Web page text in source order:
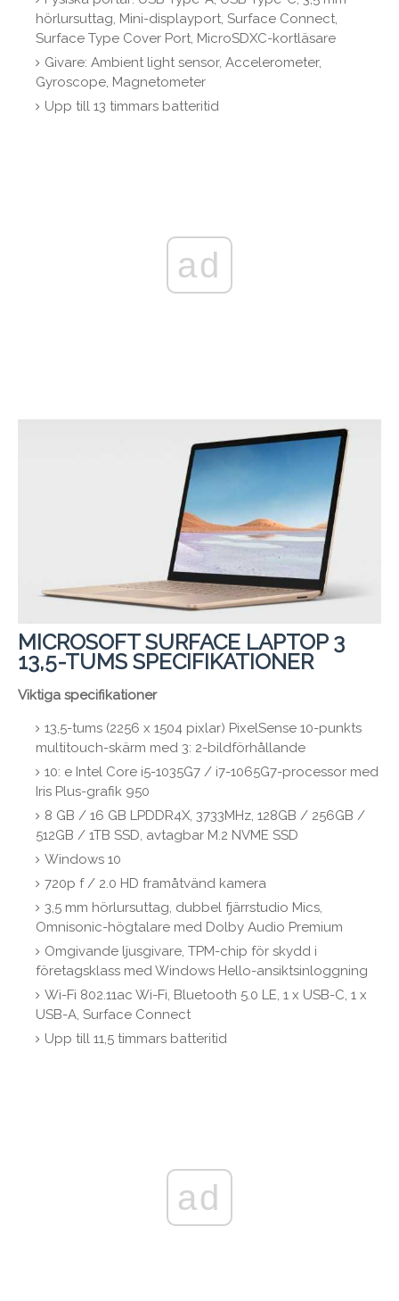
hörlursuttag, Mini-displayport, Surface Connect,
Surface Type Cover Port, MicroSDXC-kortläsare
Givare: Ambient light sensor, Accelerometer,
Gyroscope, Magnetometer
Upp till 13 timmars batteritid
ad
MICROSOFT SURFACE LAPTOP 3
13,5-TUMS SPECIFIKATIONER
Viktiga specifikationer
13,5-tums (2256 x 1504 pixlar) PixelSense 10-punkts
multitouch-skärm med 3: 2-bildförhållande
10: e Intel Core i5-1035G7 / i7-1065G7-processor med
Iris Plus-grafik 950
8 GB / 16 GB LPDDR4X, 3733MHz, 128GB / 256GB /
512GB / 1TB SSD, avtagbar M.2 NVME SSD
Windows 10
720p f / 2.0 HD framåtvänd kamera
3,5 mm hörlursuttag, dubbel fjärrstudio Mics,
Omnisonic-högtalare med Dolby Audio Premium
Omgivande ljusgivare, TPM-chip för skydd i
företagsklass med Windows Hello-ansiktsinloggning
Wi-Fi 802.11ac Wi-Fi, Bluetooth 5.0 LE, 1 x USB-C, 1 x
USB-A, Surface Connect
Upp till 11,5 timmars batteritid
ad